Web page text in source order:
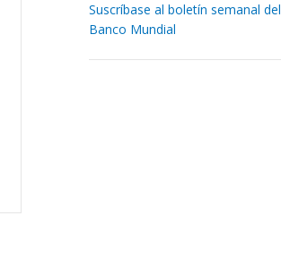
Suscríbase al boletín semanal del
Banco Mundial